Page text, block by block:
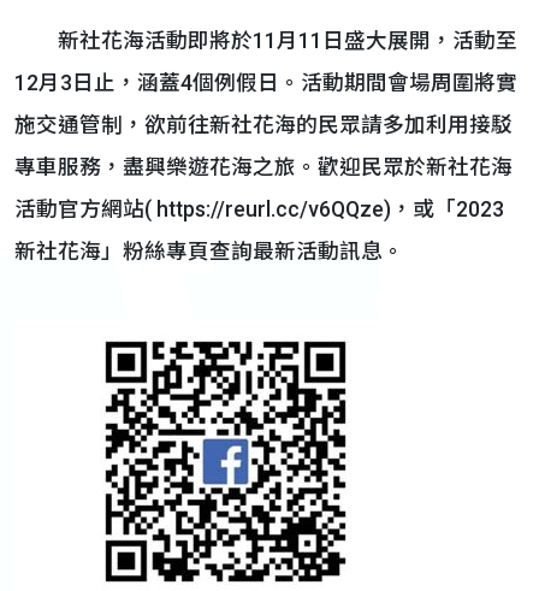
新社花海活動即將於11月11日盛大展開，活動至
12月3日止，涵蓋4個例假日。活動期間會場周圍將實
施交通管制，欲前往新社花海的民眾請多加利用接駁
專車服務，盡興樂遊花海之旅。歡迎民眾於新社花海
活動官方網站( https://reurl.cc/v6QQze)，或「2023
新社花海」粉絲專頁查詢最新活動訊息。